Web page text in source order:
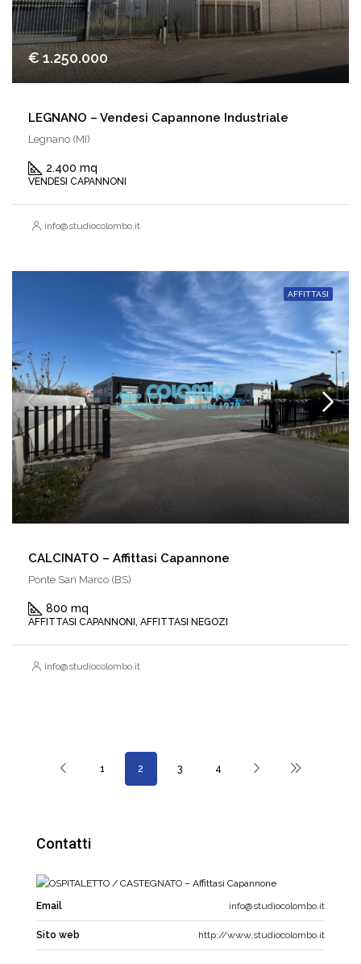
€ 1.250.000
LEGNANO – Vendesi Capannone Industriale
Legnano (MI)
2.400 mq
VENDESI CAPANNONI
info@studiocolombo.it
AFFITTASI
CALCINATO – Affittasi Capannone
Ponte San Marco (BS)
800 mq
AFFITTASI CAPANNONI, AFFITTASI NEGOZI
info@studiocolombo.it
1 2 3 4
Contatti
Email info@studiocolombo.it
Sito web http://www.studiocolombo.it